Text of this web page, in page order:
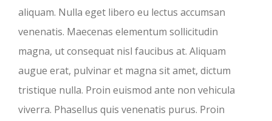
aliquam. Nulla eget libero eu lectus accumsan
venenatis. Maecenas elementum sollicitudin
magna, ut consequat nisl faucibus at. Aliquam
augue erat, pulvinar et magna sit amet, dictum
tristique nulla. Proin euismod ante non vehicula
viverra. Phasellus quis venenatis purus. Proin